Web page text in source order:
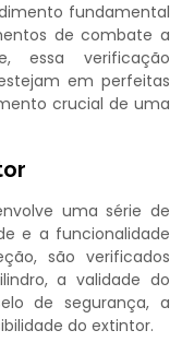
fundamental
de combate a
essa verificação
em perfeitas
crucial de uma
uma série de
e a funcionalidade
são verificados
a validade do
de segurança, a
do extintor.